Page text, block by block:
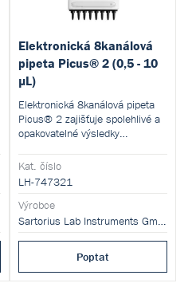
Elektronická 8kanálová
pipeta Picus® 2 (0,5 - 10
µL)
Elektronická 8kanálová pipeta
Picus® 2 zajišťuje spolehlivé a
opakovatelné výsledky
ergonomický design, který je
šetrný k vaší ruce.
Kat. číslo
LH-747321
Výrobce
Sartorius Lab Instruments GmbH and Co. KG
Poptat